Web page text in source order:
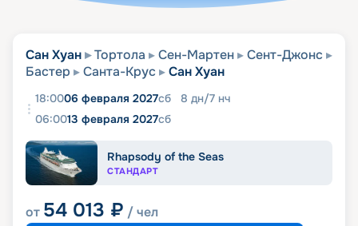
Сан Хуан Тортола Сен-Мартен
Сент-Джонс
Бастер
Санта-Крус Сан Хуан
18:0006 февраля 2027сб 8 дн/7 нч
06:0013 февраля 2027сб
Rhapsody of the Seas
СТАНДАРТ
от 54 013 ₽ / чел